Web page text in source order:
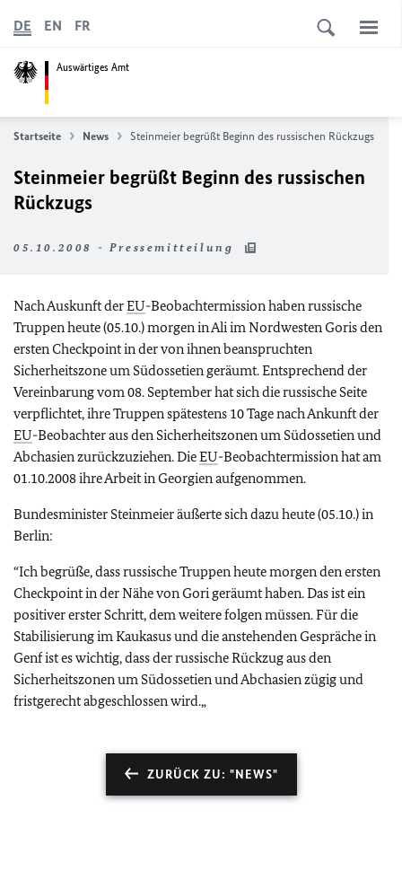
Auswärtiges Amt
DE EN FR
Startseite News Steinmeier begrüßt Beginn des russischen Rückzugs
Steinmeier begrüßt Beginn des russischen
Rückzugs
05.10.2008 - Pressemitteilung
Nach Auskunft derEU-Beobachtermission haben russische
Truppen heute (05.10.) morgen in Ali im Nordwesten Goris den
ersten Checkpoint in der von ihnen beanspruchten
Sicherheitszone um Südossetien geräumt. Entsprechend der
Vereinbarung vom 08. September hat sich die russische Seite
verpflichtet, ihre Truppen spätestens 10 Tage nach Ankunft der
EU-Beobachter aus den Sicherheitszonen um Südossetien und
Abchasien zurückzuziehen. DieEU-Beobachtermission hat am
01.10.2008 ihre Arbeit in Georgien aufgenommen.
Bundesminister Steinmeier äußerte sich dazu heute (05.10.) in
Berlin:
“Ich begrüße, dass russische Truppen heute morgen den ersten
Checkpoint in der Nähe von Gori geräumt haben. Das ist ein
positiver erster Schritt, dem weitere folgen müssen. Für die
Stabilisierung im Kaukasus und die anstehenden Gespräche in
Genf ist es wichtig, dass der russische Rückzug aus den
Sicherheitszonen um Südossetien und Abchasien zügig und
fristgerecht abgeschlossen wird.„
ZURÜCK ZU: "NEWS"